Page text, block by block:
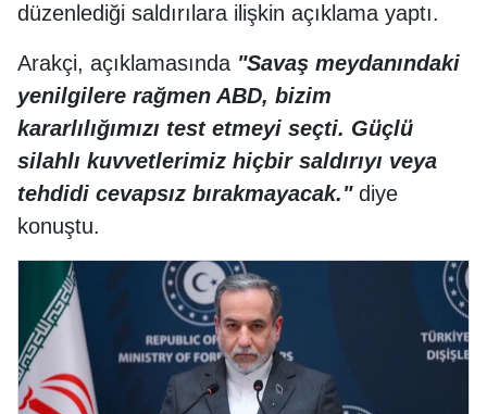
düzenlediği saldırılara ilişkin açıklama yaptı.
Arakçi, açıklamasında "Savaş meydanındaki
yenilgilere rağmen ABD, bizim
kararlılığımızı test etmeyi seçti. Güçlü
silahlı kuvvetlerimiz hiçbir saldırıyı veya
tehdidi cevapsız bırakmayacak."diye
konuştu.